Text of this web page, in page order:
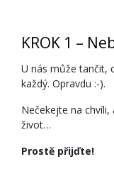
KROK 1 –
U nás může tančit,
každý. Opravdu :-).
Nečekejte na
život…
Prostě přijďte!